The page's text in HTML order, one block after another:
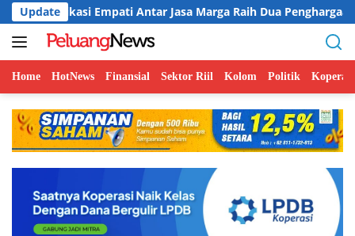
Langsung
ke
konten
Update
Empati Antar Jasa Marga Raih Dua Penghargaan
Home HotNews Finansial Sektor Riil Kolom Politik Koperasi